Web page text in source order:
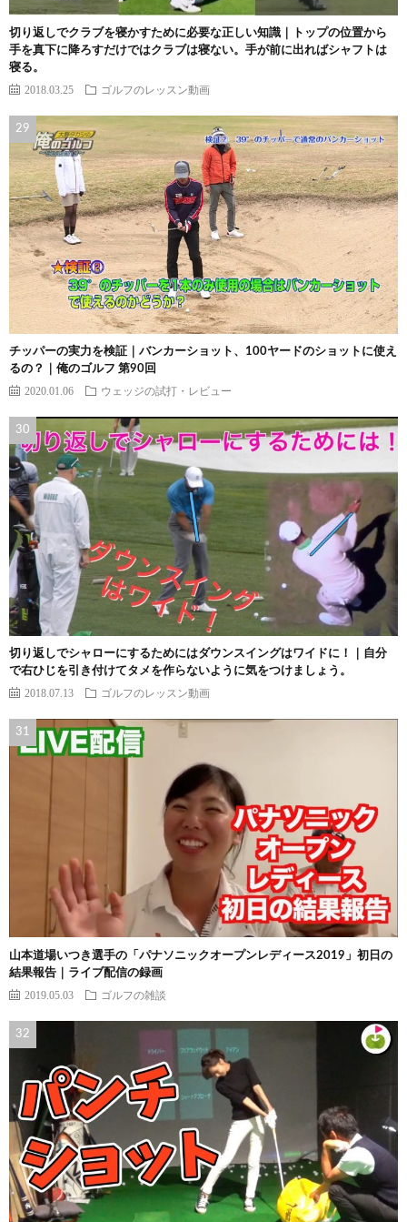
切り返しでクラブを寝かすために必要な正しい知識｜トップの位置から
手を真下に降ろすだけではクラブは寝ない。手が前に出ればシャフトは
寝る。
2018.03.25 ゴルフのレッスン動画
チッパーの実力を検証｜バンカーショット、100ヤードのショットに使え
るの？｜俺のゴルフ 第90回
2020.01.06 ウェッジの試打・レビュー
切り返しでシャローにするためにはダウンスイングはワイドに！｜自分
で右ひじを引き付けてタメを作らないように気をつけましょう。
2018.07.13 ゴルフのレッスン動画
山本道場いつき選手の「パナソニックオープンレディース2019」初日の
結果報告｜ライブ配信の録画
2019.05.03 ゴルフの雑談